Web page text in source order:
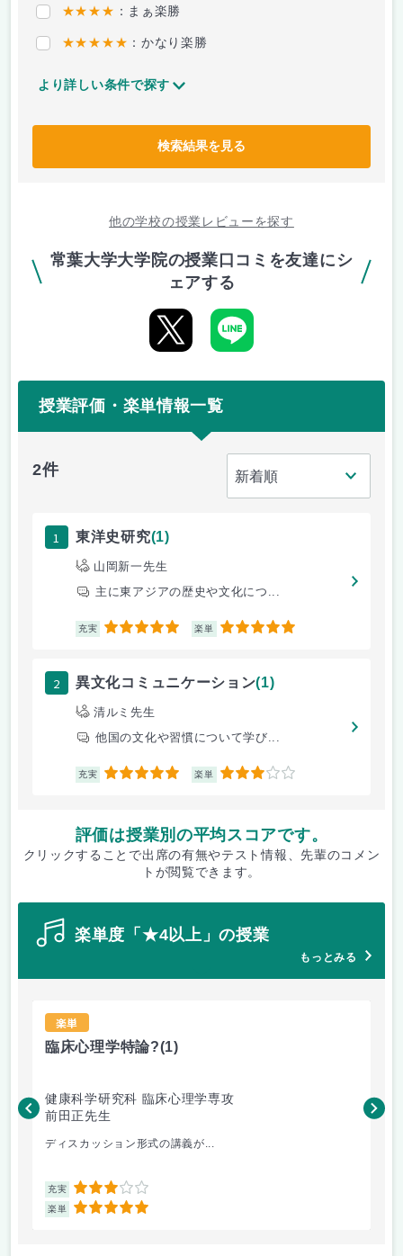
★★★★ ：まぁ楽勝
★★★★★ ：かなり楽勝
より詳しい条件で探す
検索結果を見る
他の学校の授業レビューを探す
常葉大学大学院の授業口コミを友達にシ
ェアする
授業評価・楽単情報一覧
2件
1 東洋史研究(1)
山岡新一先生
主に東アジアの歴史や文化につ...
充実 5 楽単 5
2 異文化コミュニケーション(1)
清ルミ先生
他国の文化や習慣について学び...
充実 5 楽単 3
評価は授業別の平均スコアです。
クリックすることで出席の有無やテスト情報、先輩のコメン
トが閲覧できます。
楽単度「★4以上」の授業
もっとみる
楽単
臨床心理学特論?(1)
健康科学研究科 臨床心理学専攻
前田正先生
ディスカッション形式の講義が...
充実 3
楽単 5
山